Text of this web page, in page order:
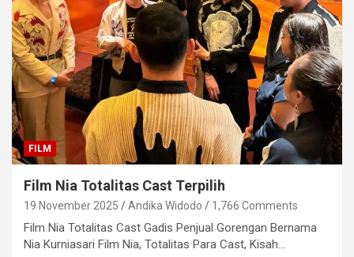
FILM
Film Nia Totalitas Cast Terpilih
19 November 2025 Andika Widodo 1,766 Comments
Film Nia Totalitas Cast Gadis Penjual Gorengan Bernama
Nia Kurniasari Film Nia, Totalitas Para Cast, Kisah…